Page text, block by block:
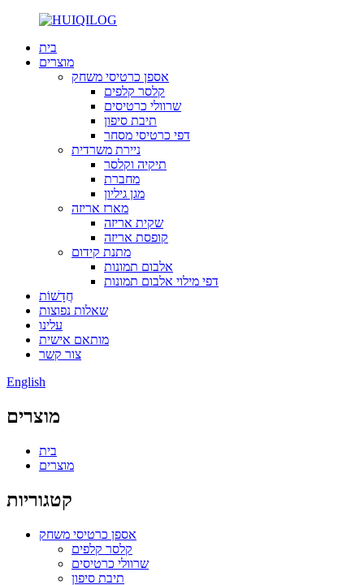
בית
מוצרים
אספן כרטיסי משחק
קלסר קלפים
שרוולי כרטיסים
תיבת סיפון
דפי כרטיסי מסחר
ניירת משרדית
תיקיה וקלסר
מחברת
מגן גיליון
מארז אריזה
שקית אריזה
קופסת אריזה
מתנת קידום
אלבום תמונות
דפי מילוי אלבום תמונות
חֲדָשׁוֹת
שאלות נפוצות
עלינו
מותאם אישית
צור קשר
English
מוצרים
בית
מוצרים
קטגוריות
אספן כרטיסי משחק
קלסר קלפים
שרוולי כרטיסים
תיבת סיפון